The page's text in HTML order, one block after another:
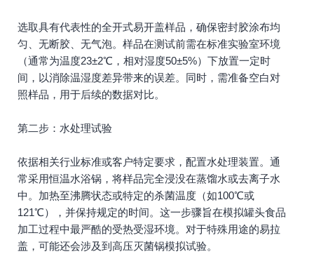
选取具有代表性的全开式易开盖样品，确保密封胶涂布均
匀、无断胶、无气泡。样品在测试前需在标准实验室环境
（通常为温度23±2℃，相对湿度50±5%）下放置一定时
间，以消除温湿度差异带来的误差。同时，需准备空白对
照样品，用于后续的数据对比。
第二步：水处理试验
依据相关行业标准或客户特定要求，配置水处理装置。通
常采用恒温水浴锅，将样品完全浸没在蒸馏水或去离子水
中。加热至沸腾状态或特定的杀菌温度（如100℃或
121℃），并保持规定的时间。这一步骤旨在模拟罐头食品
加工过程中最严酷的受热受湿环境。对于特殊用途的易拉
盖，可能还会涉及到高压灭菌锅模拟试验。